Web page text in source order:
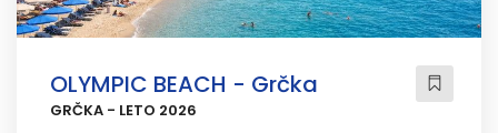
OLYMPIC BEACH - Grčka
GRČKA - LETO 2026